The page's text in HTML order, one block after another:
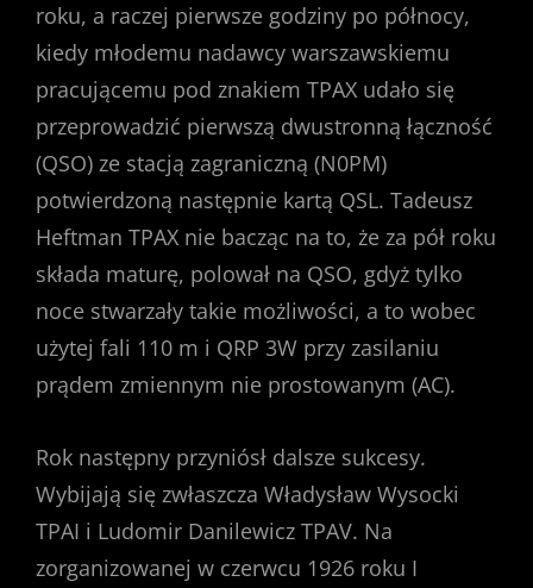
roku, a raczej pierwsze godziny po północy,
kiedy młodemu nadawcy warszawskiemu
pracującemu pod znakiem TPAX udało się
przeprowadzić pierwszą dwustronną łączność
(QSO) ze stacją zagraniczną (N0PM)
potwierdzoną następnie kartą QSL. Tadeusz
Heftman TPAX nie bacząc na to, że za pół roku
składa maturę, polował na QSO, gdyż tylko
noce stwarzały takie możliwości, a to wobec
użytej fali 110 m i QRP 3W przy zasilaniu
prądem zmiennym nie prostowanym (AC).
Rok następny przyniósł dalsze sukcesy.
Wybijają się zwłaszcza Władysław Wysocki
TPAI i Ludomir Danilewicz TPAV. Na
zorganizowanej w czerwcu 1926 roku I